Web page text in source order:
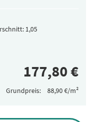
Grundpreis: